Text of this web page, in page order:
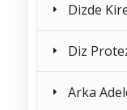
Dizde
Diz
Arka